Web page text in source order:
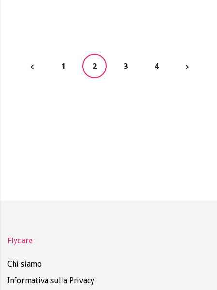
1 2 3 4
Flycare
Chi siamo
Informativa sulla Privacy